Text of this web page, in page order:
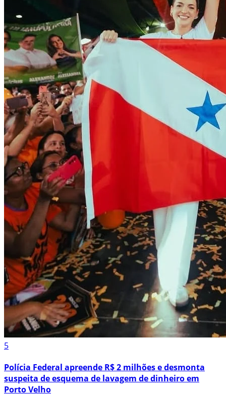
5
Polícia Federal apreende R$ 2 milhões e desmonta
suspeita de esquema de lavagem de dinheiro em
Porto Velho